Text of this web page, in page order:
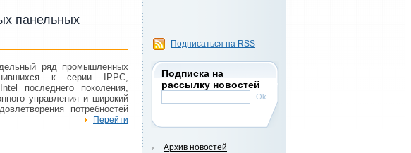
панельных
ряд промышленных
к серии IPPC,
последнего поколения,
управления и широкий
потребностей
Перейти
Подписаться на RSS
Подписка на
рассылку новостей
Архив новостей